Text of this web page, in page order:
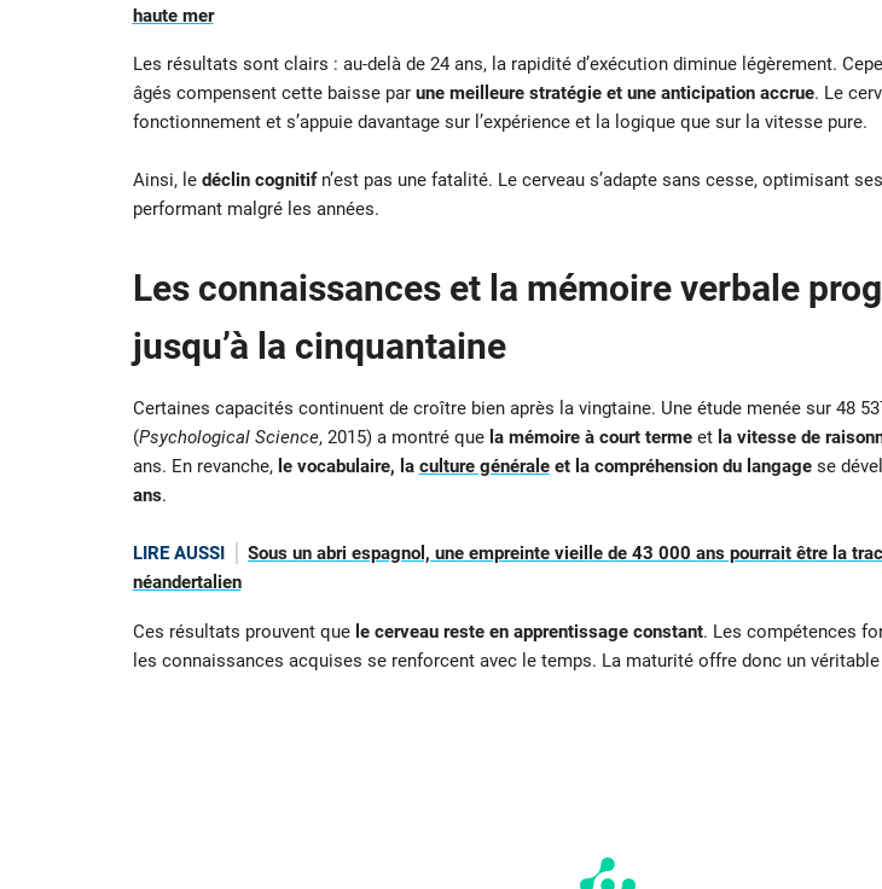
haute mer
Les résultats sont clairs : au-delà de 24 ans, la rapidité d’exécution diminue légèrement.
âgés compensent cette baisse par une meilleure stratégie et une anticipation accrue. Le
fonctionnement et s’appuie davantage sur l’expérience et la logique que sur la vitesse pure.
Ainsi, le déclin cognitifn’est pas une fatalité. Le cerveau s’adapte sans cesse, optimisant
performant malgré les années.
Les connaissances et la mémoire verbale
jusqu’à la cinquantaine
Certaines capacités continuent de croître bien après la vingtaine. Une étude menée sur 48
(Psychological Science, 2015) a montré que la mémoire à court termeet la vitesse de
ans. En revanche, le vocabulaire, la culture généraleet la compréhension du langagese
ans.
LIRE AUSSI
Sous un abri espagnol, une empreinte vieille de 43 000 ans pourrait être la
néandertalien
Ces résultats prouvent que le cerveau reste en apprentissage constant. Les compétences
les connaissances acquises se renforcent avec le temps. La maturité offre donc un